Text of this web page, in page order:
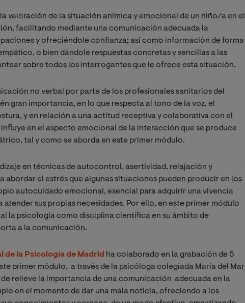
valoración de la situación anímica y emocional de un niño/a en el
facilitando mediante una comunicación adecuada la
y ofreciéndole confianza; así como información de forma
o bien dándole respuestas concretas y sencillas a las
sobre todos los interrogantes que le ofrece esta situación.
no verbal por parte de los profesionales sanitarios del
gran importancia, en lo que respecta al tono de la voz, el
y en relación a una actitud receptiva y colaborativa con el
en el aspecto emocional de la interacción que se produce
tal y como se aborda en este primer módulo.
en técnicas de autocontrol, asertividad, relajación y
abordar el estrés que algunas situaciones pueden producir en los
autocuidado emocional, esencial para adquirir una vivencia
atender sus propias necesidades. Por ello, en este primer módulo
la psicología como disciplina científica en su ámbito de
a la comunicación.
de la Psicología de Madrid ha colaborado en la grabación de 5
primer módulo, a través de la psicóloga colegiada María del Mar
relieve la importancia de una comunicación adecuada en la
en el momento de dar una mala noticia, ofreciendo a los